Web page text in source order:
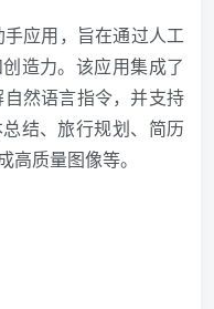
应用，旨在通过人工
造力。该应用集成了
然语言指令，并支持
结、旅行规划、简历
高质量图像等。